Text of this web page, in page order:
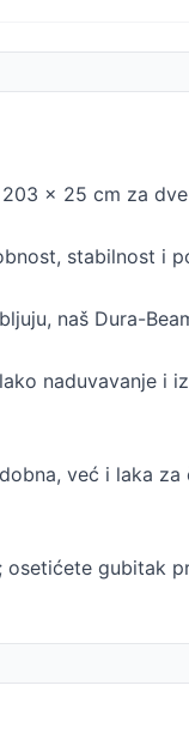
x 25 cm za
stabilnost i
naš Dura-
naduvavanje i
već i laka
osetićete gubitak